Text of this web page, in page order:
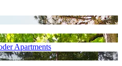
Apartments